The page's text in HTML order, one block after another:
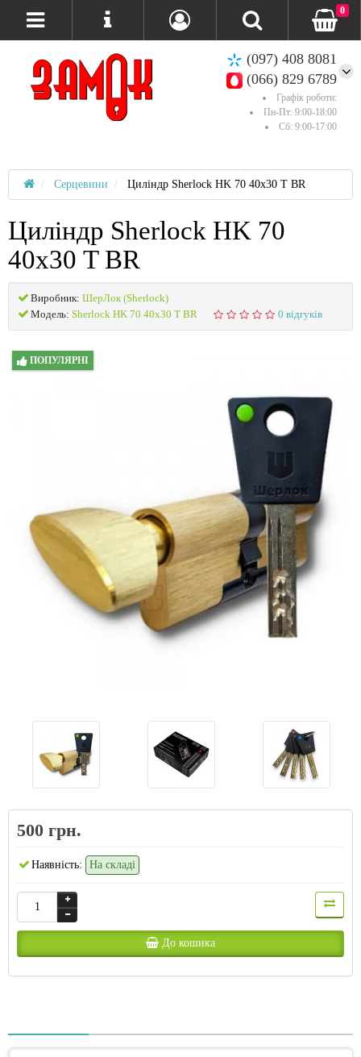
(097) 408 8081
(066) 829 6789
Графік роботи:
Пн-Пт: 9:00-18:00
Сб: 9:00-17:00
0
Серцевини Циліндр Sherlock HK 70 40х30 T BR
Циліндр Sherlock HK 70
40х30 T BR
Виробник: ШерЛок (Sherlock)
Модель: Sherlock HK 70 40х30 T BR 0 відгуків
ПОПУЛЯРНІ
500 грн.
Наявність: На складі
До кошика